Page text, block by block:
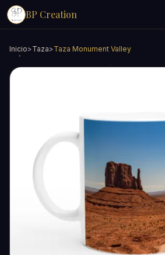
BP Creation
Inicio>Taza>Taza Monument Valley